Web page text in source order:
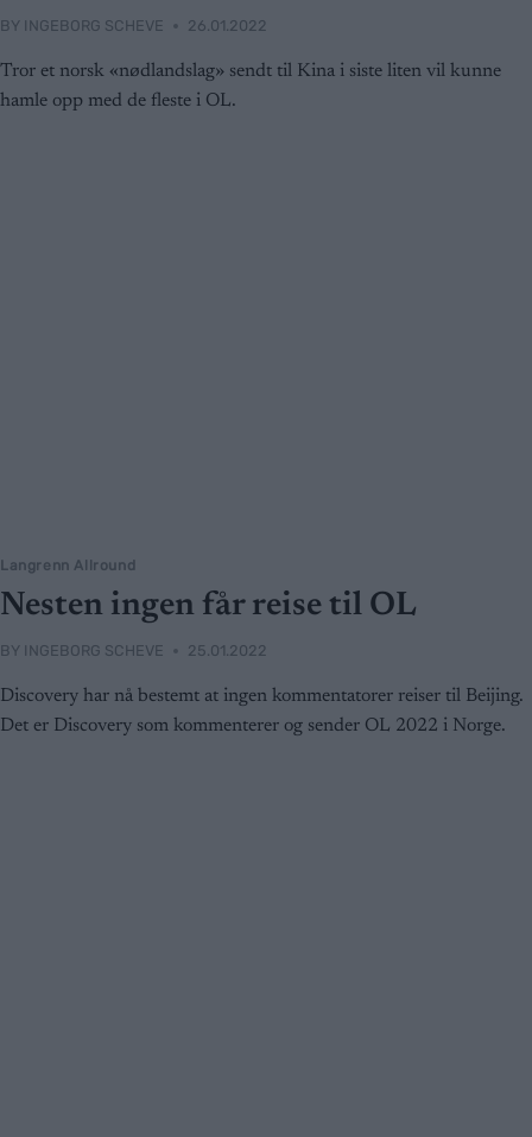
BY INGEBORG SCHEVE 26.01.2022
Tror et norsk «nødlandslag» sendt til Kina i siste liten vil kunne
hamle opp med de fleste i OL.
Langrenn Allround
Nesten ingen får reise til OL
BY INGEBORG SCHEVE 25.01.2022
Discovery har nå bestemt at ingen kommentatorer reiser til Beijing.
Det er Discovery som kommenterer og sender OL 2022 i Norge.